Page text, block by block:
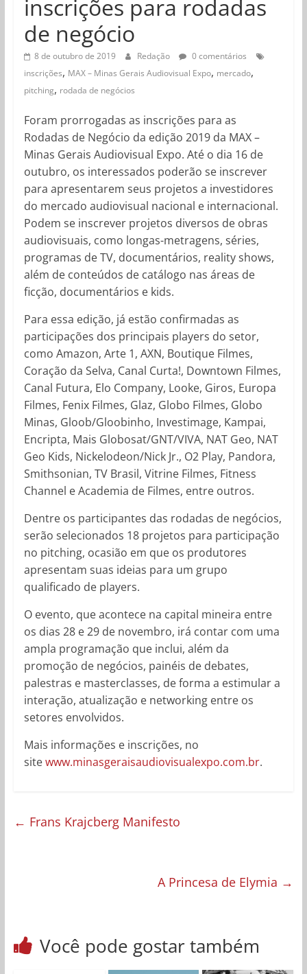
inscrições para rodadas
de negócio
8 de outubro de 2019 Redação
0 comentários
inscrições, MAX – Minas Gerais Audiovisual Expo, mercado,
pitching, rodada de negócios
Foram prorrogadas as inscrições para as
Rodadas de Negócio da edição 2019 da MAX –
Minas Gerais Audiovisual Expo. Até o dia 16 de
outubro, os interessados poderão se inscrever
para apresentarem seus projetos a investidores
do mercado audiovisual nacional e internacional.
Podem se inscrever projetos diversos de obras
audiovisuais, como longas-metragens, séries,
programas de TV, documentários, reality shows,
além de conteúdos de catálogo nas áreas de
ficção, documentários e kids.
Para essa edição, já estão confirmadas as
participações dos principais players do setor,
como Amazon, Arte 1, AXN, Boutique Filmes,
Coração da Selva, Canal Curta!, Downtown Filmes,
Canal Futura, Elo Company, Looke, Giros, Europa
Filmes, Fenix Filmes, Glaz, Globo Filmes, Globo
Minas, Gloob/Gloobinho, Investimage, Kampai,
Encripta, Mais Globosat/GNT/VIVA, NAT Geo, NAT
Geo Kids, Nickelodeon/Nick Jr., O2 Play, Pandora,
Smithsonian, TV Brasil, Vitrine Filmes, Fitness
Channel e Academia de Filmes, entre outros.
Dentre os participantes das rodadas de negócios,
serão selecionados 18 projetos para participação
no pitching, ocasião em que os produtores
apresentam suas ideias para um grupo
qualificado de players.
O evento, que acontece na capital mineira entre
os dias 28 e 29 de novembro, irá contar com uma
ampla programação que inclui, além da
promoção de negócios, painéis de debates,
palestras e masterclasses, de forma a estimular a
interação, atualização e networking entre os
setores envolvidos.
Mais informações e inscrições, no
sitewww.minasgeraisaudiovisualexpo.com.br.
← Frans Krajcberg Manifesto
A Princesa de Elymia →
Você pode gostar também